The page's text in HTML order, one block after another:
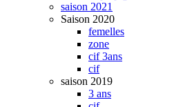
saison 2021
Saison 2020
femelles
zone
cif 3ans
cif
saison 2019
3 ans